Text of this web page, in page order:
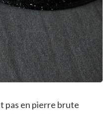
pas en pierre brute